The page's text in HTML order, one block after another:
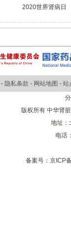
2020世界肾病日
- 隐私条款 - 网站地图 - 站
版权所有 中华肾
地址：
电话
备案号：京ICP